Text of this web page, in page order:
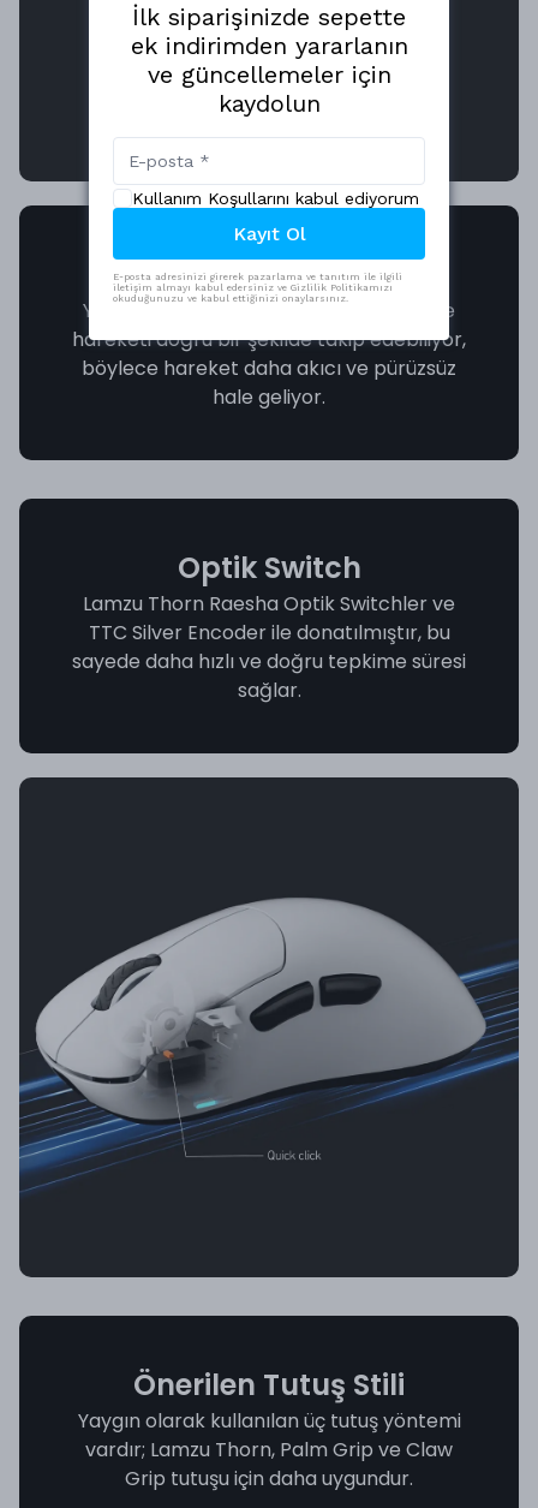
Maksimum 26.000 DPI
Yeni nesil Pixart sensörü daha duyarlı ve
hareketi doğru bir şekilde takip edebiliyor,
böylece hareket daha akıcı ve pürüzsüz
hale geliyor.
Optik Switch
Lamzu Thorn Raesha Optik Switchler ve
TTC Silver Encoder ile donatılmıştır, bu
sayede daha hızlı ve doğru tepkime süresi
sağlar.
Önerilen Tutuş Stili
Yaygın olarak kullanılan üç tutuş yöntemi
vardır; Lamzu Thorn, Palm Grip ve Claw
Grip tutuşu için daha uygundur.
İlk siparişinizde sepette
ek indirimden yararlanın
ve güncellemeler için
kaydolun
Kullanım Koşullarını kabul ediyorum
Kayıt Ol
E-posta adresinizi girerek pazarlama ve tanıtım ile ilgili
iletişim almayı kabul edersiniz ve Gizlilik Politikamızı
okuduğunuzu ve kabul ettiğinizi onaylarsınız.